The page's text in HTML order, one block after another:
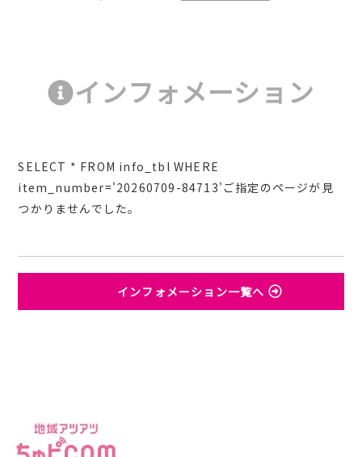
インフォメーション
SELECT * FROM info_tbl WHERE
item_number='20260709-84713'ご指定のページが見
つかりませんでした。
インフォメーション一覧へ